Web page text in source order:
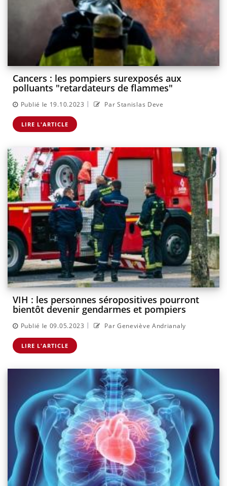
Cancers : les pompiers surexposés aux
polluants "retardateurs de flammes"
Publié le 19.10.2023 | Par Stanislas Deve
LIRE L'ARTICLE
VIH : les personnes séropositives pourront
bientôt devenir gendarmes et pompiers
Publié le 09.05.2023 | Par Geneviève Andrianaly
LIRE L'ARTICLE